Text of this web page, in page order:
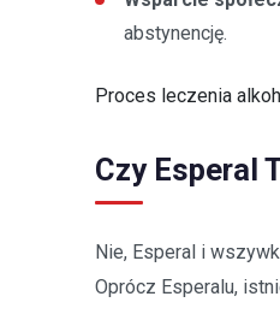
abstynencję.
Proces leczenia
Czy Esperal
Nie, Esperal i
Oprócz Esperalu,